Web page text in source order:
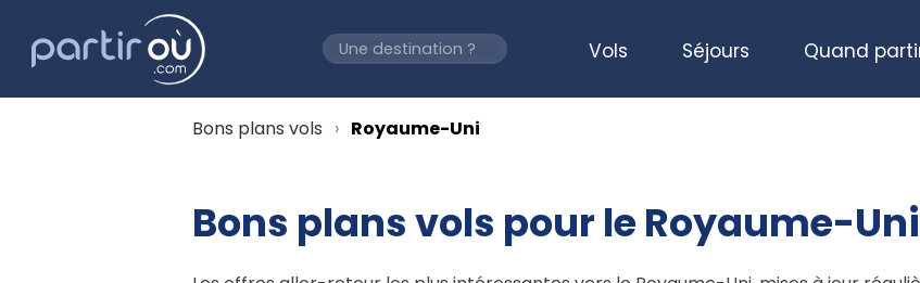
Vols Séjours Quand
Bons plans vols Royaume-Uni
Bons plans vols pour le Royaume-Uni